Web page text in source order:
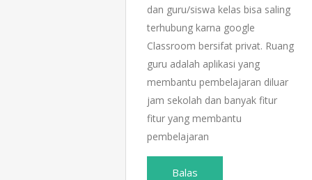
dan guru/siswa kelas bisa saling
terhubung karna google
Classroom bersifat privat. Ruang
guru adalah aplikasi yang
membantu pembelajaran diluar
jam sekolah dan banyak fitur
fitur yang membantu
pembelajaran
Balas